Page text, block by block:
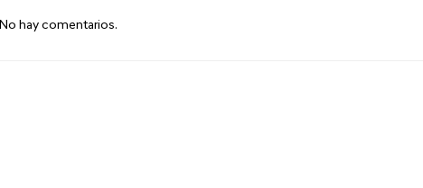
No hay comentarios.